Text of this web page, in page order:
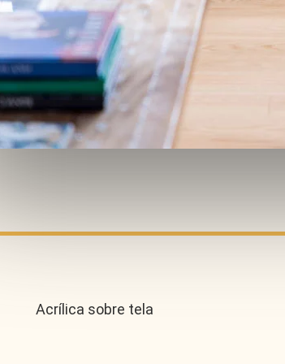
Acrílica sobre tela